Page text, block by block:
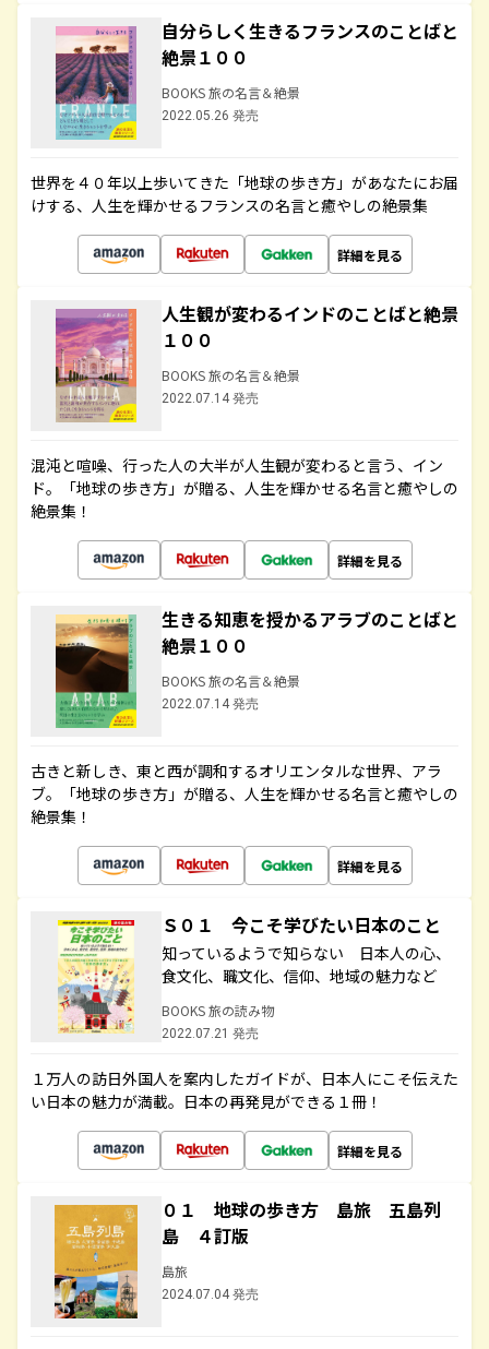
自分らしく生きるフランスのことばと
絶景１００
BOOKS 旅の名言＆絶景
2022.05.26 発売
世界を４０年以上歩いてきた「地球の歩き方」があなたにお届
けする、人生を輝かせるフランスの名言と癒やしの絶景集
詳細を見る
人生観が変わるインドのことばと絶景
１００
BOOKS 旅の名言＆絶景
2022.07.14 発売
混沌と喧噪、行った人の大半が人生観が変わると言う、イン
ド。「地球の歩き方」が贈る、人生を輝かせる名言と癒やしの
絶景集！
詳細を見る
生きる知恵を授かるアラブのことばと
絶景１００
BOOKS 旅の名言＆絶景
2022.07.14 発売
古きと新しき、東と西が調和するオリエンタルな世界、アラ
ブ。「地球の歩き方」が贈る、人生を輝かせる名言と癒やしの
絶景集！
詳細を見る
Ｓ０１ 今こそ学びたい日本のこと
知っているようで知らない 日本人の心、
食文化、職文化、信仰、地域の魅力など
BOOKS 旅の読み物
2022.07.21 発売
１万人の訪日外国人を案内したガイドが、日本人にこそ伝えた
い日本の魅力が満載。日本の再発見ができる１冊！
詳細を見る
０１ 地球の歩き方 島旅 五島列
島 ４訂版
島旅
2024.07.04 発売